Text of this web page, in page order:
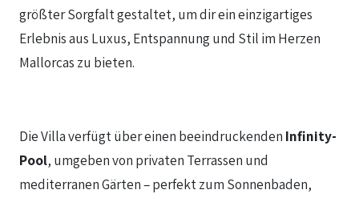
größter Sorgfalt gestaltet, um dir ein einzigartiges
Erlebnis aus Luxus, Entspannung und Stil im Herzen
Mallorcas zu bieten.
Die Villa verfügt über einen beeindruckenden Infinity-
Pool, umgeben von privaten Terrassen und
mediterranen Gärten – perfekt zum Sonnenbaden,